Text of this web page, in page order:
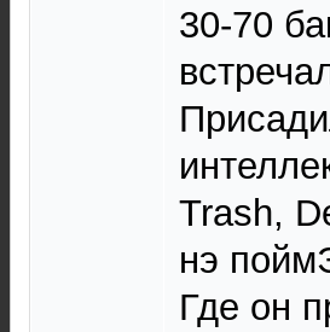
30-70
Trash,
нэ
Где он